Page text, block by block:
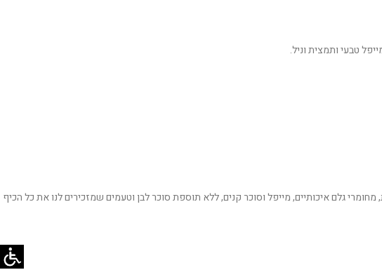
גלם איכותיים, מייפל וסוכר קנים, ללא תוספת סוכר לבן וטעמים שמזכירים לנו את כל הכיף